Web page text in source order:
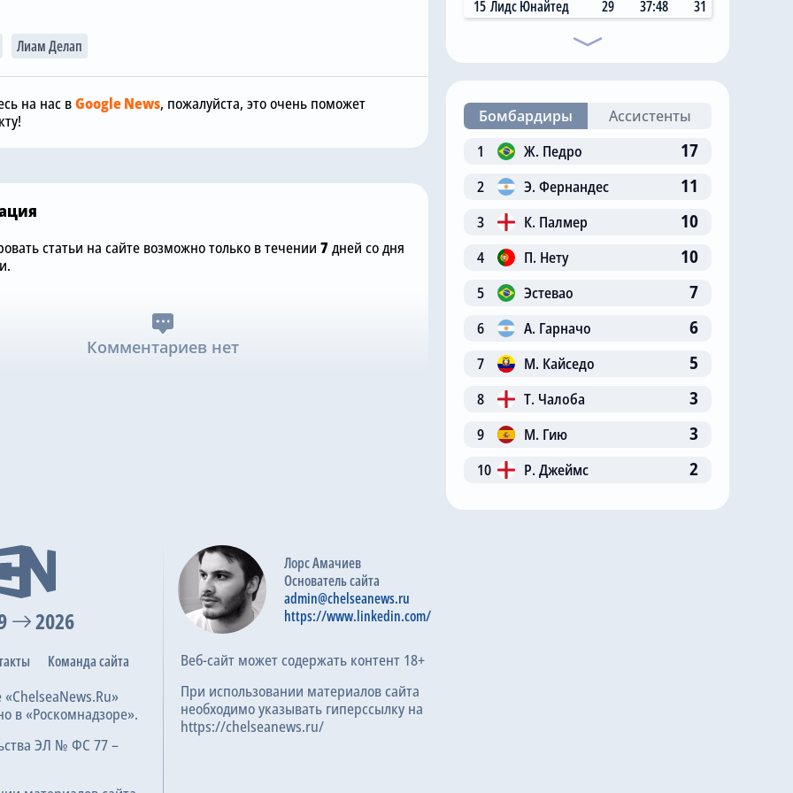
Лиам Делап
на нас вGoogle News, пожалуйста, это очень поможет
Хватит покупать
вингеров: «Челси» не
будет подписывать
фланговых нападающих
«Челси» не собирается
покупать нового вратаря,
совершил добрый
поступок в «Челси», чтобы
Михаил Мудрик мог
статьи на сайте возможно только в течении 7дней со дня
Комментариев нет
15 Лидс Юнайтед 29 37:48 31
Бомбардиры
Ассистенты
1
Ж. Педро 17
2 Э. Фернандес 11
3 К. Палмер 10
4 П. Нету 10
5 Эстевао 7
6 А. Гарначо 6
7 М. Кайседо 5
8 Т. Чалоба 3
9 М. Гию 3
10 Р. Джеймс 2
2026
Команда сайта
в «Роскомнадзоре».
ЭЛ № ФС 77 –
Лорс Амачиев
Основатель сайта
admin@chelseanews.ru
https://www.linkedin.com/
Веб-сайт может содержать контент 18+
При использовании материалов сайта
необходимо указывать гиперссылку на
https://chelseanews.ru/